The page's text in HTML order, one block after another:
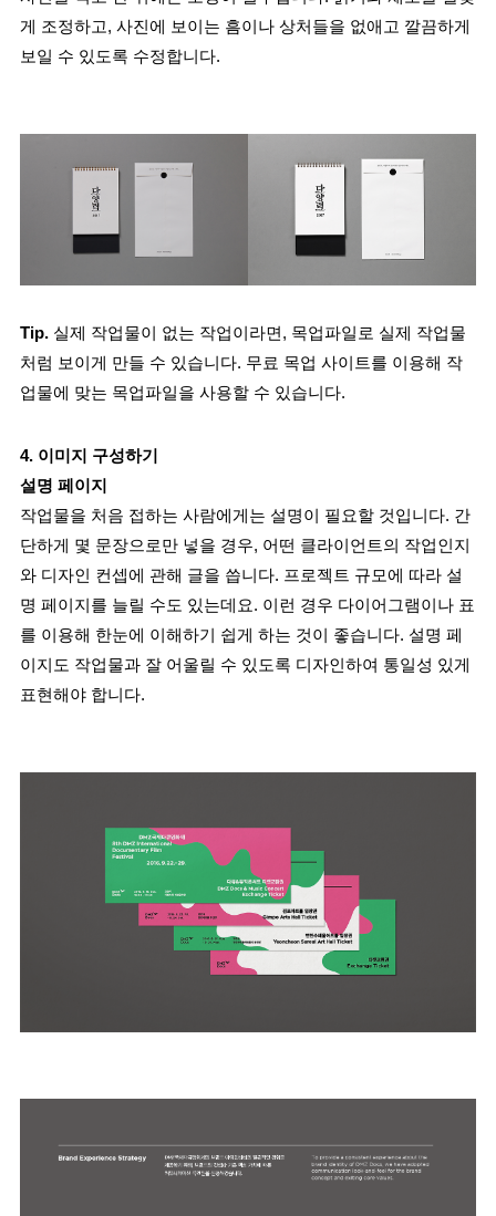
게 조정하고, 사진에 보이는 흠이나 상처들을 없애고 깔끔하게
보일 수 있도록 수정합니다.
Tip. 실제 작업물이 없는 작업이라면, 목업파일로 실제 작업물
처럼 보이게 만들 수 있습니다. 무료 목업 사이트를 이용해 작
업물에 맞는 목업파일을 사용할 수 있습니다.
4. 이미지 구성하기
설명 페이지
작업물을 처음 접하는 사람에게는 설명이 필요할 것입니다. 간
단하게 몇 문장으로만 넣을 경우, 어떤 클라이언트의 작업인지
와 디자인 컨셉에 관해 글을 씁니다. 프로젝트 규모에 따라 설
명 페이지를 늘릴 수도 있는데요. 이런 경우 다이어그램이나 표
를 이용해 한눈에 이해하기 쉽게 하는 것이 좋습니다. 설명 페
이지도 작업물과 잘 어울릴 수 있도록 디자인하여 통일성 있게
표현해야 합니다.